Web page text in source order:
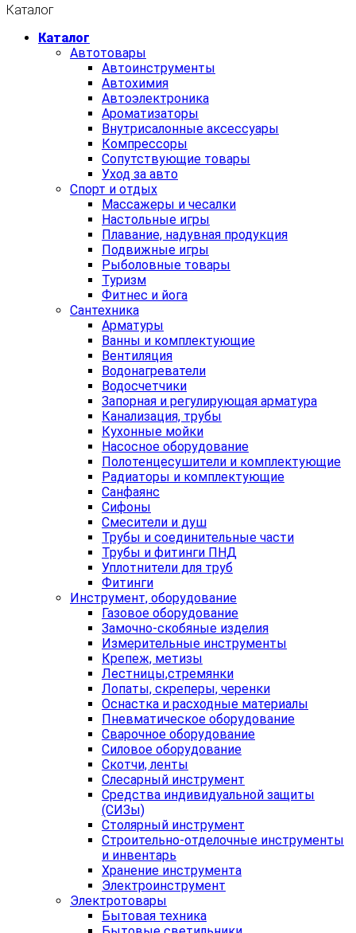
Каталог
Каталог
Автотовары
Автоинструменты
Автохимия
Автоэлектроника
Ароматизаторы
Внутрисалонные аксессуары
Компрессоры
Сопутствующие товары
Уход за авто
Спорт и отдых
Массажеры и чесалки
Настольные игры
Плавание, надувная продукция
Подвижные игры
Рыболовные товары
Туризм
Фитнес и йога
Сантехника
Арматуры
Ванны и комплектующие
Вентиляция
Водонагреватели
Водосчетчики
Запорная и регулирующая арматура
Канализация, трубы
Кухонные мойки
Насосное оборудование
Полотенцесушители и комплектующие
Радиаторы и комплектующие
Санфаянс
Сифоны
Смесители и душ
Трубы и соединительные части
Трубы и фитинги ПНД
Уплотнители для труб
Фитинги
Инструмент, оборудование
Газовое оборудование
Замочно-скобяные изделия
Измерительные инструменты
Крепеж, метизы
Лестницы,стремянки
Лопаты, скреперы, черенки
Оснастка и расходные материалы
Пневматическое оборудование
Сварочное оборудование
Силовое оборудование
Скотчи, ленты
Слесарный инструмент
Средства индивидуальной защиты
(СИЗы)
Столярный инструмент
Строительно-отделочные инструменты
и инвентарь
Хранение инструмента
Электроинструмент
Электротовары
Бытовая техника